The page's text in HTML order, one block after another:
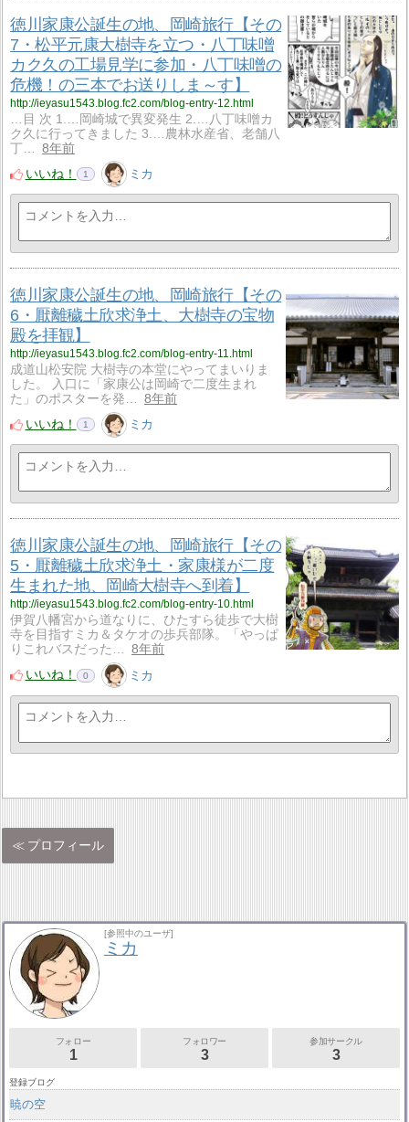
徳川家康公誕生の地、岡崎旅行【その
7・松平元康大樹寺を立つ・八丁味噌
カク久の工場見学に参加・八丁味噌の
危機！の三本でお送りしま～す】
http://ieyasu1543.blog.fc2.com/blog-entry-12.html
…目 次 1.…岡崎城で異変発生 2.…八丁味噌カ
ク久に行ってきました 3.…農林水産省、老舗八
丁…
8年前
いいね！
1 ミカ
徳川家康公誕生の地、岡崎旅行【その
6・厭離穢土欣求浄土、大樹寺の宝物
殿を拝観】
http://ieyasu1543.blog.fc2.com/blog-entry-11.html
成道山松安院 大樹寺の本堂にやってまいりま
した。 入口に「家康公は岡崎で二度生まれ
た」のポスターを発…
8年前
いいね！
1 ミカ
徳川家康公誕生の地、岡崎旅行【その
5・厭離穢土欣求浄土・家康様が二度
生まれた地、岡崎大樹寺へ到着】
http://ieyasu1543.blog.fc2.com/blog-entry-10.html
伊賀八幡宮から道なりに、ひたすら徒歩で大樹
寺を目指すミカ＆タケオの歩兵部隊。「やっぱ
りこれバスだった…
8年前
いいね！
0 ミカ
プロフィール
[参照中のユーザ]
ミカ
フォロー
1
フォロワー
3
参加サークル
3
登録ブログ
暁の空